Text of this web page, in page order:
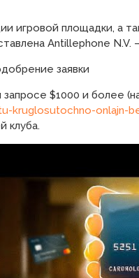
игровой площадки, а
Antillephone
заявки
$1000 и более
kruglosutochno-onlajn-
клуба.